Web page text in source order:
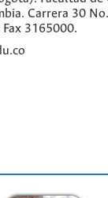
Carrera 30
3165000.